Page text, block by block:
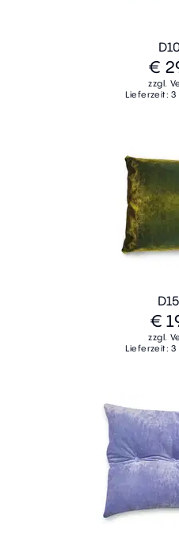
€
zzgl.
Lieferzeit: 3
€
zzgl.
Lieferzeit: 3